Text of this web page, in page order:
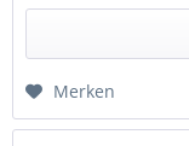
Merken